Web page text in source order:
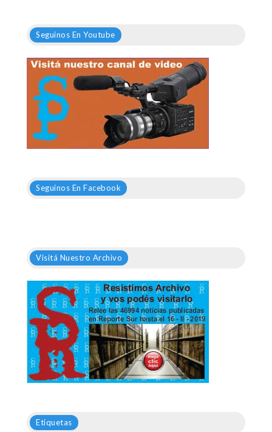
Seguinos En Youtube
Seguinos En Facebook
Visitá Nuestro Archivo
Etiquetas